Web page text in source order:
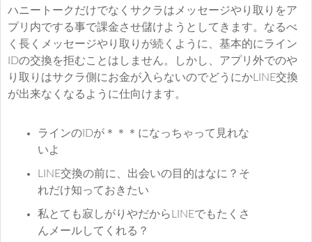
ハニートークだけでなくサクラはメッセージやり取りをア
プリ内でする事で課金させ儲けようとしてきます。なるべ
く長くメッセージやり取りが続くように、基本的にライン
IDの交換を拒むことはしません。しかし、アプリ外でのや
り取りはサクラ側にお金が入らないのでどうにかLINE交換
が出来なくなるように仕向けます。
ラインのIDが＊＊＊になっちゃって見れな
いよ
LINE交換の前に、出会いの目的はなに？そ
れだけ知っておきたい
私とても寂しがりやだからLINEでもたくさ
んメールしてくれる？